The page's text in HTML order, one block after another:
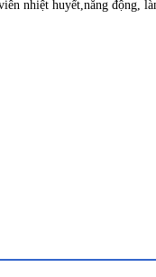
nhiệt huyết,năng động,